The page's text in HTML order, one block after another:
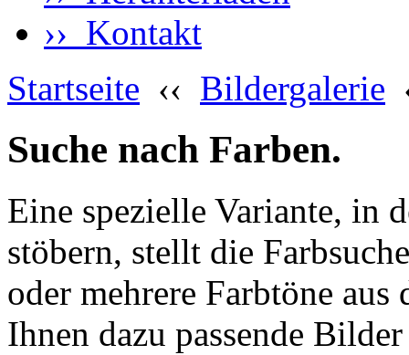
›› Kontakt
Startseite ‹‹ Bildergalerie
Suche nach Farben.
Eine spezielle Variante, in
stöbern, stellt die
oder mehrere Farbtöne
Ihnen dazu passende